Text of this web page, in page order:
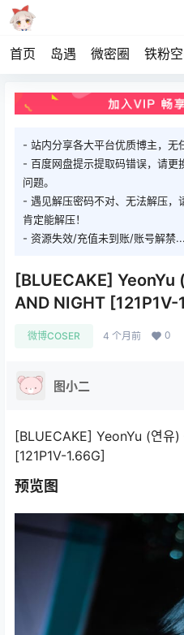
首页 岛遇 微密圈 铁粉
- 站内分享各大平台优质博主，无
- 百度网盘提示提取码错误，请更
问题。
- 遇见解压密码不对、无法解压，
肯定能解压！
- 资源失效/充值未到账/账号解禁
[BLUECAKE] YeonYu
AND NIGHT [121P1V-
微博COSER 4 个月前 0
图小二
[BLUECAKE] YeonYu (연
[121P1V-1.66G]
预览图